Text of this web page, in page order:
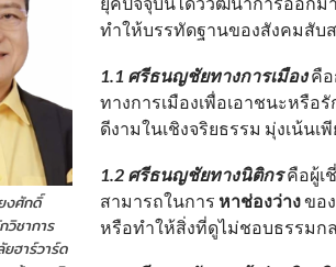
งศักดิ์
ชาการ
ฮาร์วาร์ด
ทำให้บรรทัดฐานของสังคมสับ
1.1 ศรีธนญชัยทางการเมืองคือ
ทางการเมืองเพื่อเอาชนะหรือ
ดีงามในเชิงจริยธรรม มุ่งเน้น
1.2 ศรีธนญชัยทางนิติกรคือผู้เ
สามารถในการ หาช่องว่างขอ
หรือทำให้สิ่งที่ดูไม่ชอบธรรมก